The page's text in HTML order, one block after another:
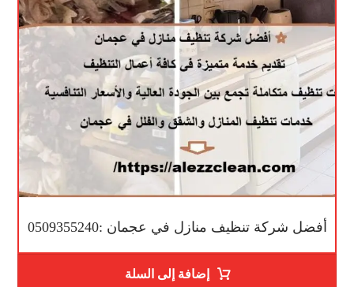
أفضل شركة تنظيف منازل في عجمان :0509355240
إضافة إلى السلة